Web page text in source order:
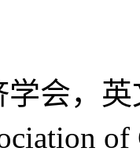
会，英